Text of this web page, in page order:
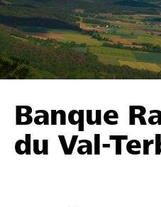
Unterstützen
Hilfe & Support
Projekte und
Jetzt
Banque
du Val-